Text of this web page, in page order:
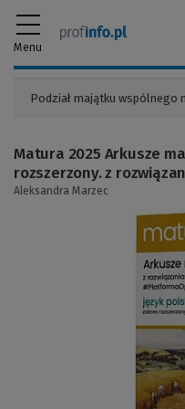
Menu
Matura 2025 Arkusze
rozszerzony. z
Aleksandra Marzec